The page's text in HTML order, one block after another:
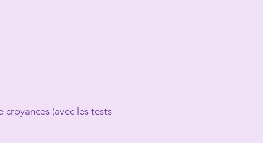
croyances (avec les tests